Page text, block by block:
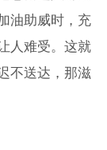
油助威时，充
人难受。这就
不送达，那滋